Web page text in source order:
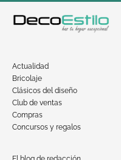
Actualidad
Bricolaje
Clásicos del diseño
Club de ventas
Compras
Concursos y regalos